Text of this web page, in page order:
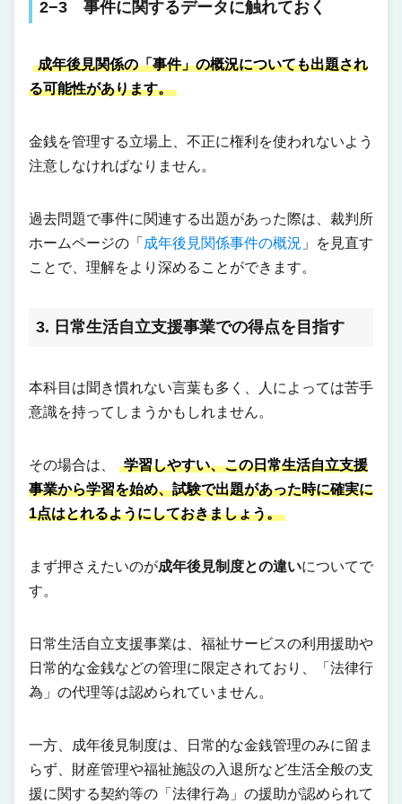
2−3 事件に関するデータに触れておく
成年後見関係の「事件」の概況についても出題され
る可能性があります。
金銭を管理する立場上、不正に権利を使われないよう
注意しなければなりません。
過去問題で事件に関連する出題があった際は、裁判所
ホームページの「 成年後見関係事件の概況 」を見直す
ことで、理解をより深めることができます。
3. 日常生活自立支援事業での得点を目指す
本科目は聞き慣れない言葉も多く、人によっては苦手
意識を持ってしまうかもしれません。
その場合は、
学習しやすい、この日常生活自立支援
事業から学習を始め、試験で出題があった時に確実に
1点はとれるようにしておきましょう。
まず押さえたいのが成年後見制度との違いについてで
す。
日常生活自立支援事業は、福祉サービスの利用援助や
日常的な金銭などの管理に限定されており、「法律行
為」の代理等は認められていません。
一方、成年後見制度は、日常的な金銭管理のみに留ま
らず、財産管理や福祉施設の入退所など生活全般の支
援に関する契約等の「法律行為」の援助が認められて